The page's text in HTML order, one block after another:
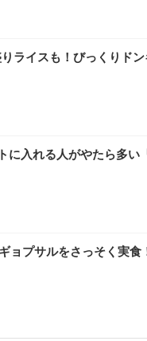
ライスも！びっくりド
に入れる人がやたら多
ョプサルをさっそく実食